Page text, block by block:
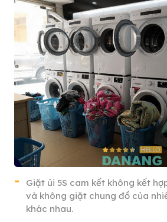
Giặt ủi 5S cam kết không kết
và không giặt chung đồ của
khác nhau.